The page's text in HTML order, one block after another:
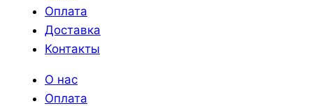
Оплата
Доставка
Контакты
О нас
Оплата